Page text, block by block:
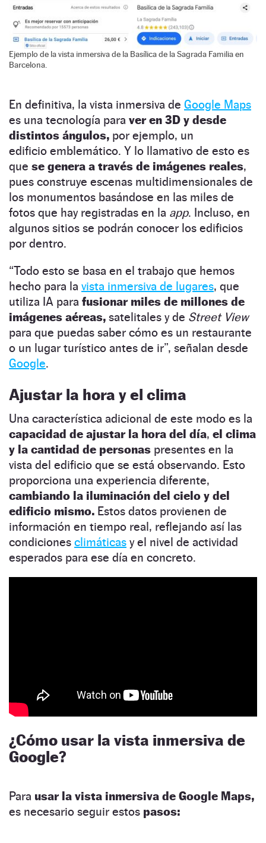
Ejemplo de la vista inmersiva de la Basílica de la Sagrada Familia en
Barcelona.
En definitiva, la vista inmersiva de Google Maps
es una tecnología para ver en 3D y desde
distintos ángulos, por ejemplo, un
edificio emblemático. Y lo llamativo de esto es
que se genera a través de imágenes reales,
pues construye escenas multidimensionales de
los monumentos basándose en las miles de
fotos que hay registradas en la app. Incluso, en
algunos sitios se podrán conocer los edificios
por dentro.
“Todo esto se basa en el trabajo que hemos
hecho para la vista inmersiva de lugares, que
utiliza IA para fusionar miles de millones de
imágenes aéreas, satelitales y de Street View
para que puedas saber cómo es un restaurante
o un lugar turístico antes de ir”, señalan desde
Google.
Ajustar la hora y el clima
Una característica adicional de este modo es la
capacidad de ajustar la hora del día, el clima
y la cantidad de personas presentes en la
vista del edificio que se está observando. Esto
proporciona una experiencia diferente,
cambiando la iluminación del cielo y del
edificio mismo. Estos datos provienen de
información en tiempo real, reflejando así las
condiciones climáticas y el nivel de actividad
esperados para ese día en concreto.
¿Cómo usar la vista inmersiva de
Google?
Para usar la vista inmersiva de Google Maps,
es necesario seguir estos pasos: